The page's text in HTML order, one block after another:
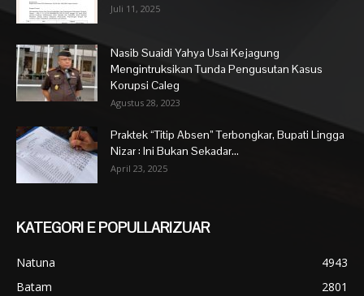
Juli 11, 2025
Nasib Suaidi Yahya Usai Kejagung
Mengintruksikan Tunda Pengusutan Kasus
Korupsi Caleg
Agustus 28, 2023
Praktek “Titip Absen” Terbongkar, Bupati Lingga
Nizar : Ini Bukan Sekadar...
April 23, 2025
KATEGORI E POPULLARIZUAR
Natuna
4943
Batam
2801